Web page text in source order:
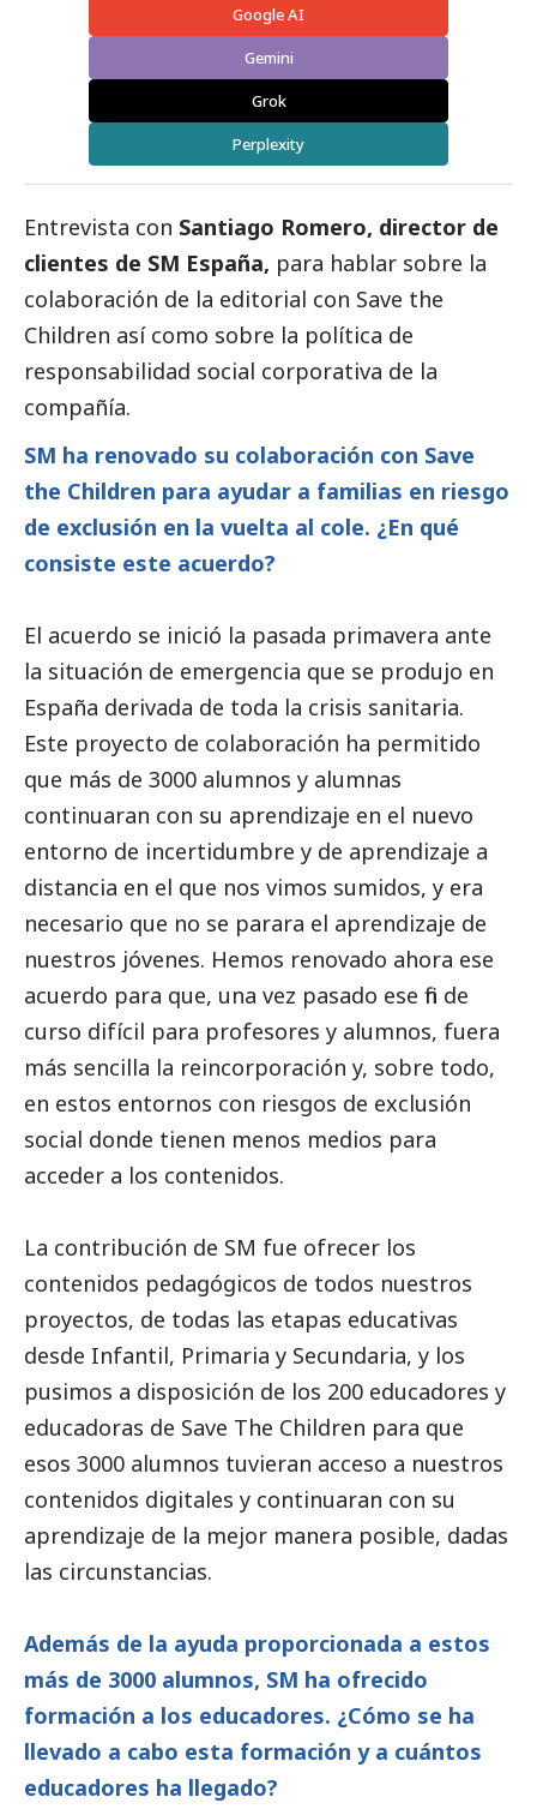
Google AI
Gemini
Grok
Perplexity
Entrevista con Santiago Romero, director de
clientes de SM España, para hablar sobre la
colaboración de la editorial con Save the
Children así como sobre la política de
responsabilidad social corporativa de la
compañía.
SM ha renovado su colaboración con Save
the Children para ayudar a familias en riesgo
de exclusión en la vuelta al cole. ¿En qué
consiste este acuerdo?
El acuerdo se inició la pasada primavera ante
la situación de emergencia que se produjo en
España derivada de toda la crisis sanitaria.
Este proyecto de colaboración ha permitido
que más de 3000 alumnos y alumnas
continuaran con su aprendizaje en el nuevo
entorno de incertidumbre y de aprendizaje a
distancia en el que nos vimos sumidos, y era
necesario que no se parara el aprendizaje de
nuestros jóvenes. Hemos renovado ahora ese
acuerdo para que, una vez pasado ese fin de
curso difícil para profesores y alumnos, fuera
más sencilla la reincorporación y, sobre todo,
en estos entornos con riesgos de exclusión
social donde tienen menos medios para
acceder a los contenidos.
La contribución de SM fue ofrecer los
contenidos pedagógicos de todos nuestros
proyectos, de todas las etapas educativas
desde Infantil, Primaria y Secundaria, y los
pusimos a disposición de los 200 educadores y
educadoras de Save The Children para que
esos 3000 alumnos tuvieran acceso a nuestros
contenidos digitales y continuaran con su
aprendizaje de la mejor manera posible, dadas
las circunstancias.
Además de la ayuda proporcionada a estos
más de 3000 alumnos, SM ha ofrecido
formación a los educadores. ¿Cómo se ha
llevado a cabo esta formación y a cuántos
educadores ha llegado?